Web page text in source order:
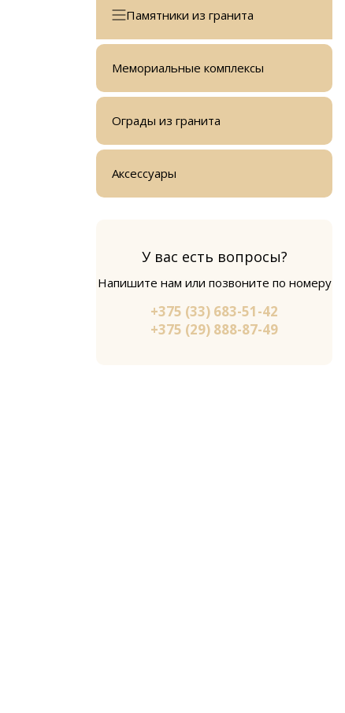
Элитные памятники
Памятники из гранита
Мемориальные комплексы
Ограды из гранита
Аксессуары
У вас есть вопросы?
Напишите нам или позвоните по номеру
+375 (33) 683-51-42
+375 (29) 888-87-49